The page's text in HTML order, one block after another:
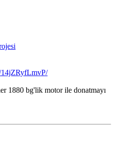
14jZRyfLmvP/
1880 bg'lik motor ile donatmayı